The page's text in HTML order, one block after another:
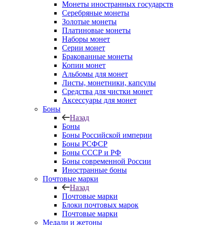
Монеты иностранных государств
Серебряные монеты
Золотые монеты
Платиновые монеты
Наборы монет
Серии монет
Бракованные монеты
Копии монет
Альбомы для монет
Листы, монетники, капсулы
Средства для чистки монет
Аксессуары для монет
Боны
Назад
Боны
Боны Российской империи
Боны РСФСР
Боны СССР и РФ
Боны современной России
Иностранные боны
Почтовые марки
Назад
Почтовые марки
Блоки почтовых марок
Почтовые марки
Медали и жетоны